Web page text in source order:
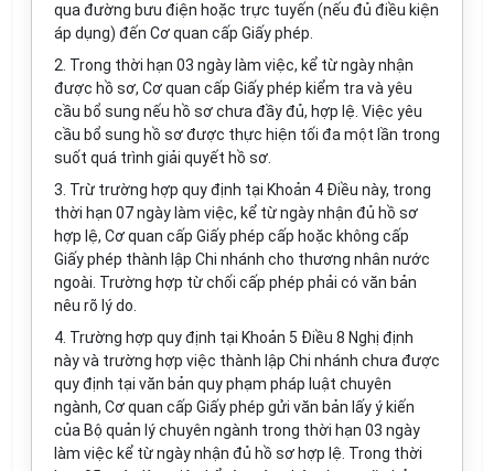
qua đường bưu điện hoặc trực tuyến (nếu đủ điều kiện
áp dụng) đến Cơ quan cấp Giấy phép.
2. Trong thời hạn 03 ngày làm việc, kể từ ngày nhận
được hồ sơ, Cơ quan cấp Giấy phép kiểm tra và yêu
cầu bổ sung nếu hồ sơ chưa đầy đủ, hợp lệ. Việc yêu
cầu bổ sung hồ sơ được thực hiện tối đa một lần trong
suốt quá trình giải quyết hồ sơ.
3. Trừ trường hợp quy định tại Khoản 4 Điều này, trong
thời hạn 07 ngày làm việc, kể từ ngày nhận đủ hồ sơ
hợp lệ, Cơ quan cấp Giấy phép cấp hoặc không cấp
Giấy phép thành lập Chi nhánh cho thương nhân nước
ngoài. Trường hợp từ chối cấp phép phải có văn bản
nêu rõ lý do.
4. Trường hợp quy định tại Khoản 5 Điều 8 Nghị định
này và trường hợp việc thành lập Chi nhánh chưa được
quy định tại văn bản quy phạm pháp luật chuyên
ngành, Cơ quan cấp Giấy phép gửi văn bản lấy ý kiến
của Bộ quản lý chuyên ngành trong thời hạn 03 ngày
làm việc kể từ ngày nhận đủ hồ sơ hợp lệ. Trong thời